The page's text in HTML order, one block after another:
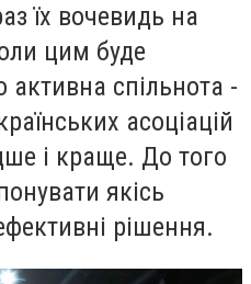
їх вочевидь на
цим буде
активна спільнота -
асоціацій
і краще. До того
якісь
рішення.